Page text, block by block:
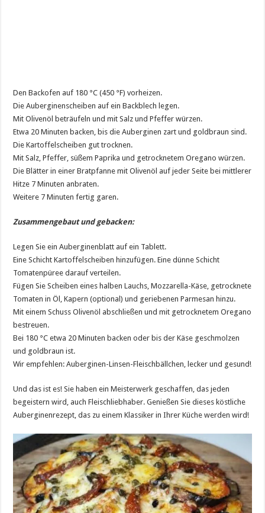
Den Backofen auf 180 °C (450 °F) vorheizen.
Die Auberginenscheiben auf ein Backblech legen.
Mit Olivenöl beträufeln und mit Salz und Pfeffer würzen.
Etwa 20 Minuten backen, bis die Auberginen zart und goldbraun sind.
Die Kartoffelscheiben gut trocknen.
Mit Salz, Pfeffer, süßem Paprika und getrocknetem Oregano würzen.
Die Blätter in einer Bratpfanne mit Olivenöl auf jeder Seite bei mittlerer
Hitze 7 Minuten anbraten.
Weitere 7 Minuten fertig garen.
Zusammengebaut und gebacken:
Legen Sie ein Auberginenblatt auf ein Tablett.
Eine Schicht Kartoffelscheiben hinzufügen. Eine dünne Schicht
Tomatenpüree darauf verteilen.
Fügen Sie Scheiben eines halben Lauchs, Mozzarella-Käse, getrocknete
Tomaten in Öl, Kapern (optional) und geriebenen Parmesan hinzu.
Mit einem Schuss Olivenöl abschließen und mit getrocknetem Oregano
bestreuen.
Bei 180 °C etwa 20 Minuten backen oder bis der Käse geschmolzen
und goldbraun ist.
Wir empfehlen: Auberginen-Linsen-Fleischbällchen, lecker und gesund!
Und das ist es! Sie haben ein Meisterwerk geschaffen, das jeden
begeistern wird, auch Fleischliebhaber. Genießen Sie dieses köstliche
Auberginenrezept, das zu einem Klassiker in Ihrer Küche werden wird!